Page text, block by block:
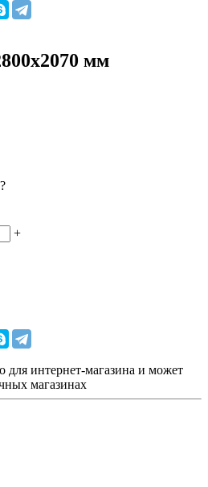
мм
+
для интернет-магазина и может
магазинах